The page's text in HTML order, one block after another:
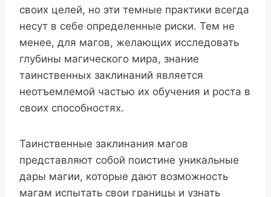
своих целей, но эти темные практики всегда
несут в себе определенные риски. Тем не
менее, для магов, желающих исследовать
глубины магического мира, знание
таинственных заклинаний является
неотъемлемой частью их обучения и роста в
своих способностях.
Таинственные заклинания магов
представляют собой поистине уникальные
дары магии, которые дают возможность
магам испытать свои границы и узнать